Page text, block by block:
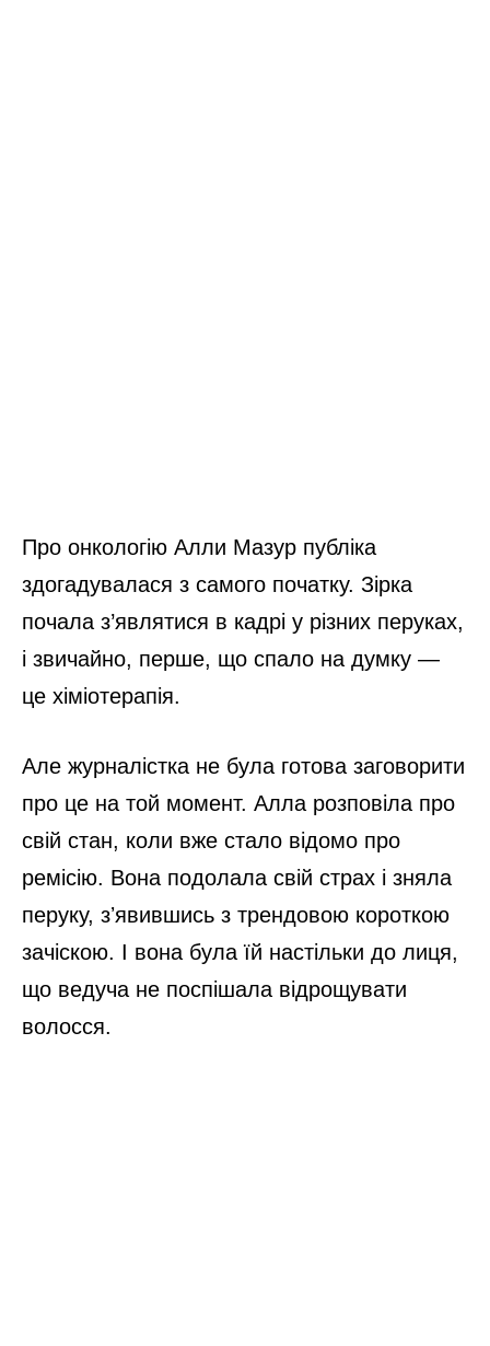
Про онкологію Алли Мазур публіка
здогадувалася з самого початку. Зірка
почала з’являтися в кадрі у різних перуках,
і звичайно, перше, що спало на думку —
це хіміотерапія.
Але журналістка не була готова заговорити
про це на той момент. Алла розповіла про
свій стан, коли вже стало відомо про
ремісію. Вона подолала свій страх і зняла
перуку, зʼявившись з трендовою короткою
зачіскою. І вона була їй настільки до лиця,
що ведуча не поспішала відрощувати
волосся.